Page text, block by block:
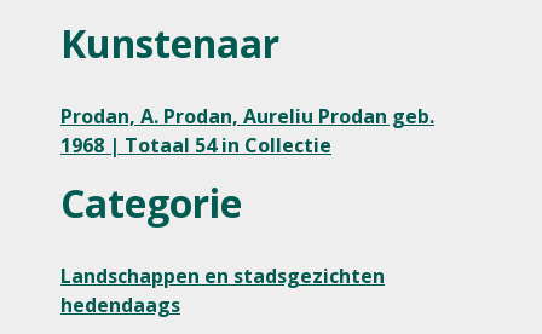
Kunstenaar
Prodan, A. Prodan, Aureliu Prodan geb.
1968 | Totaal 54 in Collectie
Categorie
Landschappen en stadsgezichten
hedendaags